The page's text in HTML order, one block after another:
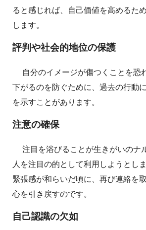
ると感じれば、自己価値を高めるた
します。
評判や社会的地位の保護
自分のイメージが傷つくことを恐
下がるのを防ぐために、過去の行動
を示すことがあります。
注意の確保
注目を浴びることが生きがいのナ
人を注目の的として利用しようとし
緊張感が和らいだ頃に、再び連絡を
心を引き戻すのです。
自己認識の欠如